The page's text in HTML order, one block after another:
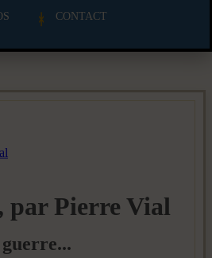
CONTACT
par Pierre Vial